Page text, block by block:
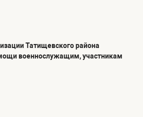
Татищевского района
военнослужащим, участникам